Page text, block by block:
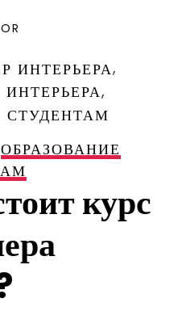
ИНТЕРЬЕРА,
,
СТУДЕНТАМ
ОБРАЗОВАНИЕ
курс